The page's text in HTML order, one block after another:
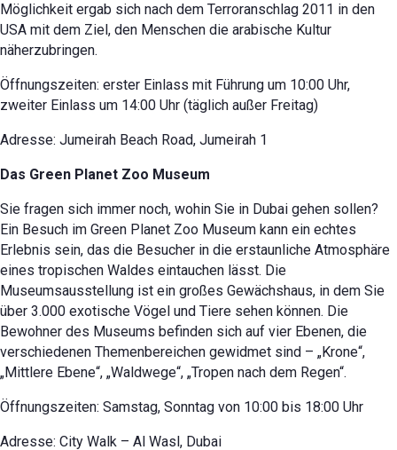
Möglichkeit ergab sich nach dem Terroranschlag 2011 in den
USA mit dem Ziel, den Menschen die arabische Kultur
näherzubringen.
Öffnungszeiten: erster Einlass mit Führung um 10:00 Uhr,
zweiter Einlass um 14:00 Uhr (täglich außer Freitag)
Adresse: Jumeirah Beach Road, Jumeirah 1
Das Green Planet Zoo Museum
Sie fragen sich immer noch, wohin Sie in Dubai gehen sollen?
Ein Besuch im Green Planet Zoo Museum kann ein echtes
Erlebnis sein, das die Besucher in die erstaunliche Atmosphäre
eines tropischen Waldes eintauchen lässt. Die
Museumsausstellung ist ein großes Gewächshaus, in dem Sie
über 3.000 exotische Vögel und Tiere sehen können. Die
Bewohner des Museums befinden sich auf vier Ebenen, die
verschiedenen Themenbereichen gewidmet sind – „Krone“,
„Mittlere Ebene“, „Waldwege“, „Tropen nach dem Regen“.
Öffnungszeiten: Samstag, Sonntag von 10:00 bis 18:00 Uhr
Adresse: City Walk – Al Wasl, Dubai